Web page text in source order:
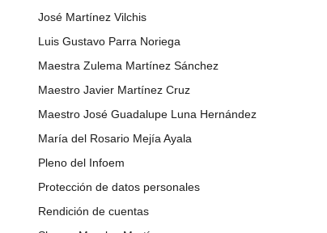
José Martínez Vilchis
Luis Gustavo Parra Noriega
Maestra Zulema Martínez Sánchez
Maestro Javier Martínez Cruz
Maestro José Guadalupe Luna Hernández
María del Rosario Mejía Ayala
Pleno del Infoem
Protección de datos personales
Rendición de cuentas